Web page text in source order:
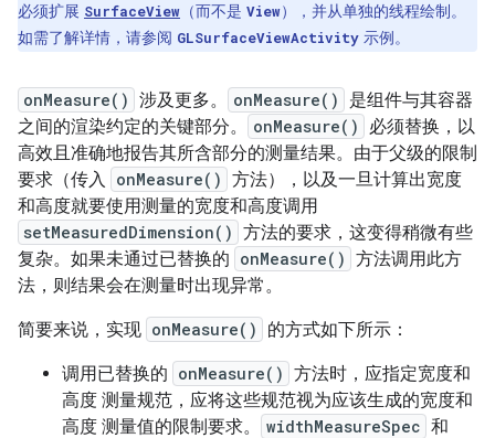
必须扩展 SurfaceView （而不是 View），并从单独的线程绘制。
如需了解详情，请参阅 GLSurfaceViewActivity 示例。
onMeasure() 涉及更多。 onMeasure()
是组件与其容器
之间的渲染约定的关键部分。
onMeasure() 必须替换，以
高效且准确地报告其所含部分的测量结果。由于父级的限制
要求（传入 onMeasure() 方法），以及一旦计算出宽度
和高度就要使用测量的宽度和高度调用
setMeasuredDimension() 方法的要求，这变得稍微有些
复杂。如果未通过已替换的 onMeasure() 方法调用此方
法，则结果会在测量时出现异常。
简要来说，实现 onMeasure()
的方式如下所示：
调用已替换的 onMeasure() 方法时，应指定宽度和
高度 测量规范，应将这些规范视为应该生成的宽度和
高度 测量值的限制要求。
widthMeasureSpec 和